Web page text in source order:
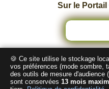
Sur le
Nombre total de
🍪 Ce site utilise le stockage
vos préférences (mode sombre,
des outils de mesure d'audience
sont conservées 13 mois